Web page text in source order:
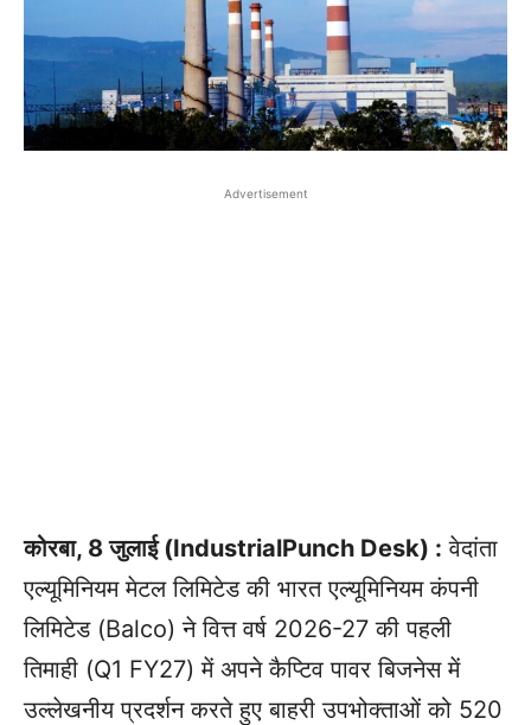
Advertisement
कोरबा, 8 जुलाई (IndustrialPunch Desk) : वेदांता
एल्यूमिनियम मेटल लिमिटेड की भारत एल्यूमिनियम कंपनी
लिमिटेड (Balco) ने वित्त वर्ष 2026-27 की पहली
तिमाही (Q1 FY27) में अपने कैप्टिव पावर बिजनेस में
उल्लेखनीय प्रदर्शन करते हुए बाहरी उपभोक्ताओं को 520